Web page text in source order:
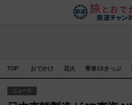
TOP おでかけ 花火 青春18きっぷ
ニュース